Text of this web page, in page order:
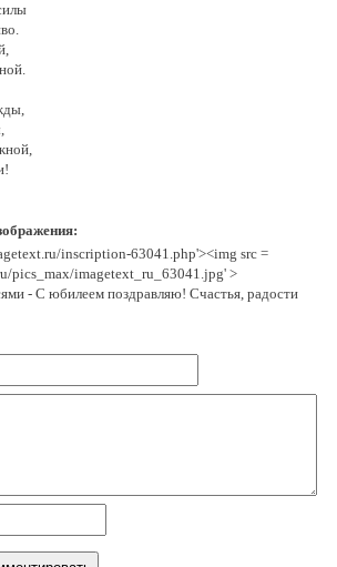
inscription-63041.php'><img src =
pics_max/imagetext_ru_63041.jpg' >
- С юбилеем поздравляю! Счастья, радости